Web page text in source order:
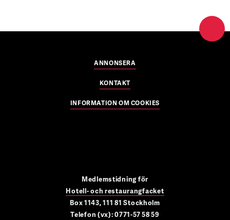
ANNONSERA
KONTAKT
INFORMATION OM COOKIES
Medlemstidning för
Hotell- och restaurangfacket
Box 1143, 111 81 Stockholm
Telefon (vx): 0771-57 58 59